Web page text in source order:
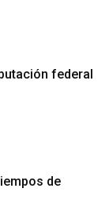
federal
de